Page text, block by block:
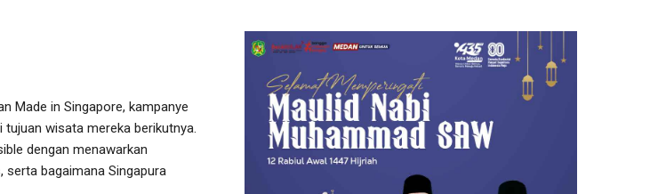
Made in Singapore, kampanye
wisata mereka berikutnya.
dengan menawarkan
serta bagaimana Singapura